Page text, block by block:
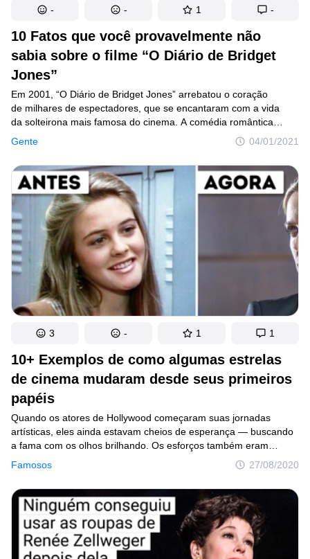
10 Fatos que você provavelmente não
sabia sobre o filme “O Diário de Bridget
Jones”
Gente 04/01/2021
Em 2001, “O Diário de Bridget Jones” arrebatou o coração
de milhares de espectadores, que se encantaram com a vida
da solteirona mais famosa do cinema. A comédia romântica
mostra Bridget, uma mulher que decide registrar sua vida
em um diário. Os altos e baixos do trabalho, amor e amizades
são contados do ponto de vista dessa “anti-heroína”.
- - 1 -
10+ Exemplos de como algumas estrelas
de cinema mudaram desde seus primeiros
papéis
Famosos 27/08/2020
Quando os atores de Hollywood começaram suas jornadas
artísticas, eles ainda estavam cheios de esperança — buscando
a fama com os olhos brilhando. Os esforços também eram
maiores, o que se reflete em muitos filmes das décadas
3 - 1 1